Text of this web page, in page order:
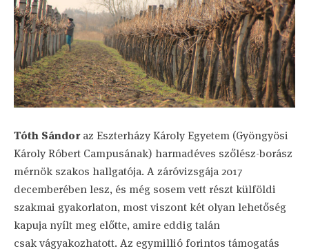
Tóth Sándoraz Eszterházy Károly Egyetem (Gyöngyösi
Károly Róbert Campusának) harmadéves szőlész-borász
mérnök szakos hallgatója. A záróvizsgája 2017
decemberében lesz, és még sosem vett részt külföldi
szakmai gyakorlaton, most viszont két olyan lehetőség
kapuja nyílt meg előtte, amire eddig talán
csak vágyakozhatott. Az egymillió forintos támogatás